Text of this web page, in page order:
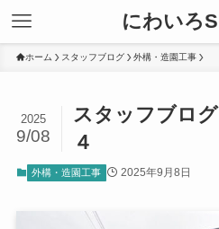
にわいろ
ホーム スタッフブログ 外構・造園工事
スタッフブロ
４
2025
9/08
外構・造園工事 2025年9月8日